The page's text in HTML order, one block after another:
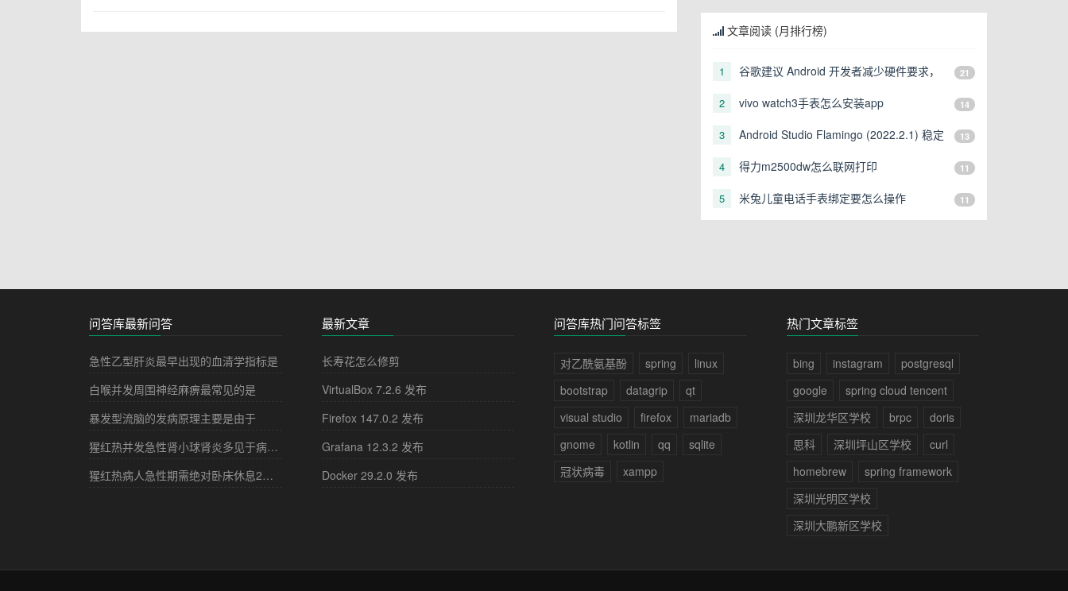
文章阅读 (月排行榜)
1
谷歌建议 Android 开发者减少硬件要求，
21
2 vivo watch3手表怎么安装app 14
3
Android Studio Flamingo (2022.2.1) 稳定
13
4 得力m2500dw怎么联网打印 11
5 米兔儿童电话手表绑定要怎么操作 11
问答库最新问答
急性乙型肝炎最早出现的血清学指标是
白喉并发周围神经麻痹最常见的是
暴发型流脑的发病原理主要是由于
猩红热并发急性肾小球肾炎多见于病程的
猩红热病人急性期需绝对卧床休息2－3周，其目的是
最新文章
长寿花怎么修剪
VirtualBox 7.2.6 发布
Firefox 147.0.2 发布
Grafana 12.3.2 发布
Docker 29.2.0 发布
问答库热门问答标签
对乙酰氨基酚 spring
linux
bootstrap
datagrip
qt
visual studio
firefox
mariadb
gnome
kotlin qq
sqlite
冠状病毒
xampp
热门文章标签
bing instagram
postgresql
google
spring cloud tencent
深圳龙华区学校
brpc
doris
思科
深圳坪山区学校
curl
homebrew
spring framework
深圳光明区学校
深圳大鹏新区学校